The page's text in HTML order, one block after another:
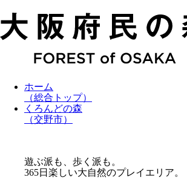
ホーム
（総合トップ）
くろんどの森
（交野市）
遊ぶ派も、歩く派も。
365日楽しい大自然のプレイエリア。